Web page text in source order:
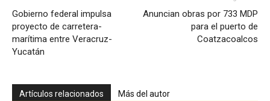
Gobierno federal impulsa
proyecto de carretera-
marítima entre Veracruz-
Yucatán
Anuncian obras por 733 MDP
para el puerto de
Coatzacoalcos
Artículos relacionados Más del autor